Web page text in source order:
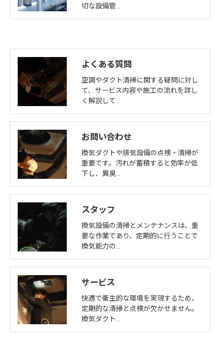
切な設備管…
よくある質問
空調やダクト清掃に関する疑問に対し
て、サービス内容や施工の流れを詳し
く解説して…
お問い合わせ
換気ダクトや排気設備の点検・清掃が
重要です。汚れが蓄積すると効率が低
下し、異臭…
スタッフ
換気設備の清掃とメンテナンスは、重
要な作業であり、定期的に行うことで
換気能力の…
サービス
快適で衛生的な環境を実現するため、
定期的な清掃と点検が欠かせません。
換気ダクト…